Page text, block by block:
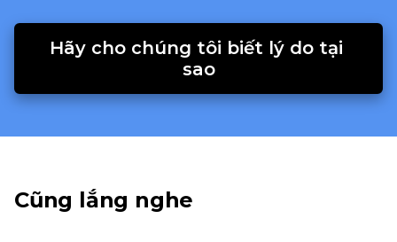
Hãy cho chúng tôi biết lý do tại
sao
Cũng lắng nghe